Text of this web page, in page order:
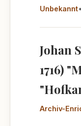
Unbekannt•
Johan
1716)
Archiv-